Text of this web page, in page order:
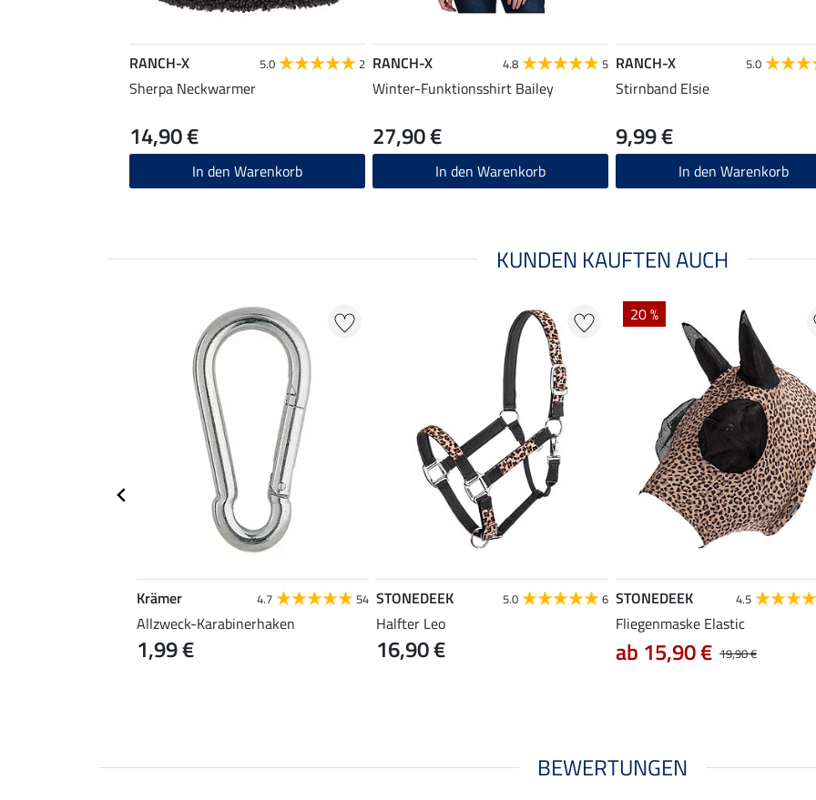
RANCH-X 5.0 2
Sherpa Neckwarmer
14,90 €
In den Warenkorb
RANCH-X 4.8 5
Winter-Funktionsshirt Bailey
27,90 €
In den Warenkorb
RANCH-X 5.0
Stirnband Elsie
9,99 €
In den Warenkorb
KUNDEN KAUFTEN AUCH
Krämer 4.7 54
Allzweck-Karabinerhaken
1,99 €
STONEDEEK 5.0 6
Halfter Leo
16,90 €
20 %
STONEDEEK 4.5
Fliegenmaske Elastic
19,90 €
ab 15,90 €
BEWERTUNGEN